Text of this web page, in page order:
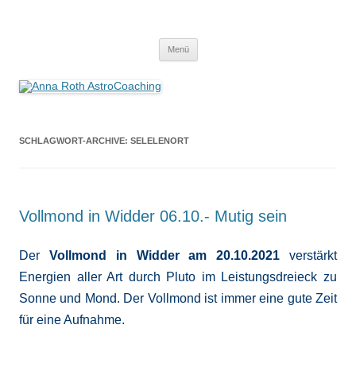
Menü
SCHLAGWORT-ARCHIVE: SELELENORT
Vollmond in Widder 06.10.- Mutig sein
Der Vollmond in Widder am 20.10.2021verstärkt
Energien aller Art durch Pluto im Leistungsdreieck zu
Sonne und Mond. Der Vollmond ist immer eine gute Zeit
für eine Aufnahme.